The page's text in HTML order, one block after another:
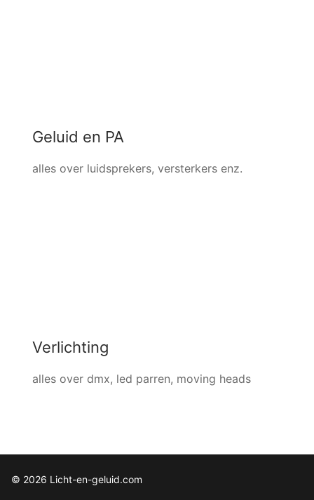
Geluid en PA
alles over luidsprekers, versterkers enz.
Verlichting
alles over dmx, led parren, moving heads
© 2026 Licht-en-geluid.com